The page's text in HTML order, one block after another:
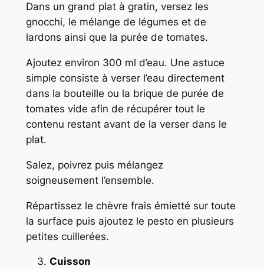
Dans un grand plat à gratin, versez les
gnocchi, le mélange de légumes et de
lardons ainsi que la purée de tomates.
Ajoutez environ 300 ml d’eau. Une astuce
simple consiste à verser l’eau directement
dans la bouteille ou la brique de purée de
tomates vide afin de récupérer tout le
contenu restant avant de la verser dans le
plat.
Salez, poivrez puis mélangez
soigneusement l’ensemble.
Répartissez le chèvre frais émietté sur toute
la surface puis ajoutez le pesto en plusieurs
petites cuillerées.
Cuisson